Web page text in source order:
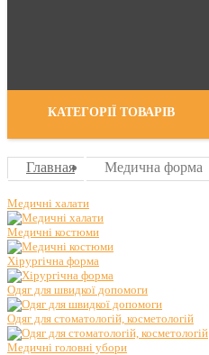
КАТЕГОРІЇ ТОВАРІВ
Главная Медична форма
Медичні халати
Медичні костюми
Хірургічна форма
Одяг для швидкої допомоги
Одяг для стоматологій, косметологій
Медичні головні убори